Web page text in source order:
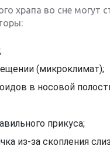
храпа во сне могут
(микроклимат);
в носовой
прикуса;
из-за скопления